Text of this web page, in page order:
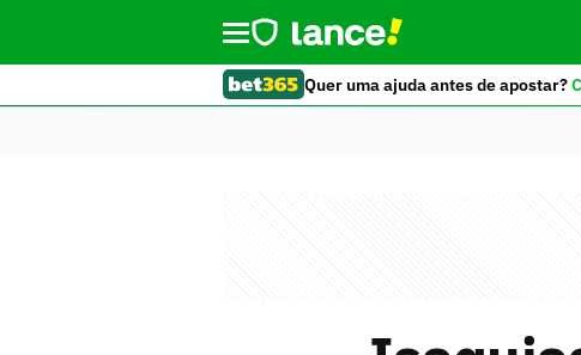
Quer uma ajuda antes de apostar?